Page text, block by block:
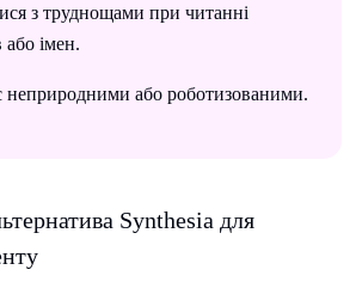
з труднощами при читанні
або імен.
неприродними або роботизованими.
Synthesia для